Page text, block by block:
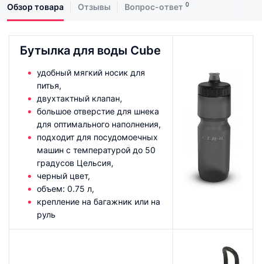
Обзор товара Отзывы Вопрос-ответ 0
Бутылка для воды Cube
удобный мягкий носик для
питья,
двухтактный клапан,
большое отверстие для шнека
для оптимального наполнения,
подходит для посудомоечных
машин с температурой до 50
градусов Цельсия,
черный цвет,
объем: 0.75 л,
крепление на багажник или на
руль